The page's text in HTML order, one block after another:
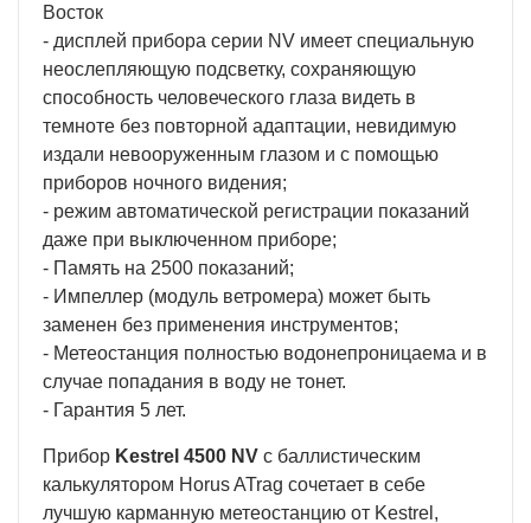
Восток
- дисплей прибора серии NV имеет специальную
неослепляющую подсветку, сохраняющую
способность человеческого глаза видеть в
темноте без повторной адаптации, невидимую
издали невооруженным глазом и с помощью
приборов ночного видения;
- режим автоматической регистрации показаний
даже при выключенном приборе;
- Память на 2500 показаний;
- Импеллер (модуль ветромера) может быть
заменен без применения инструментов;
- Метеостанция полностью водонепроницаема и в
случае попадания в воду не тонет.
- Гарантия 5 лет.
Прибор Kestrel 4500 NV с баллистическим
калькулятором Horus ATrag сочетает в себе
лучшую карманную метеостанцию от Kestrel,